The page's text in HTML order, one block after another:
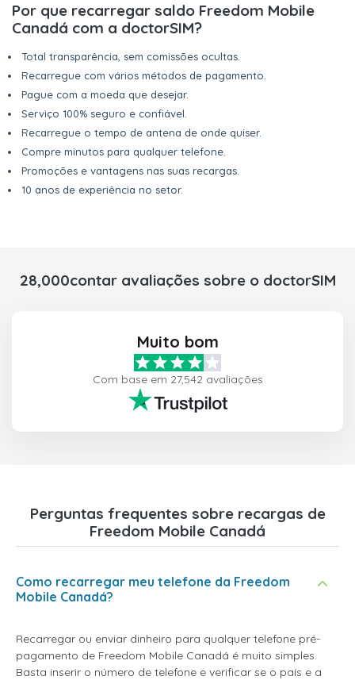
Por que recarregar saldo Freedom Mobile
Canadá com a doctorSIM?
Total transparência, sem comissões ocultas.
Recarregue com vários métodos de pagamento.
Pague com a moeda que desejar.
Serviço 100% seguro e confiável.
Recarregue o tempo de antena de onde quiser.
Compre minutos para qualquer telefone.
Promoções e vantagens nas suas recargas.
10 anos de experiência no setor.
28,000contar avaliações sobre o doctorSIM
Muito bom
Com base em 27,542 avaliações
Perguntas frequentes sobre recargas de
Freedom Mobile Canadá
Como recarregar meu telefone da Freedom
Mobile Canadá?
Recarregar ou enviar dinheiro para qualquer telefone pré-
pagamento de Freedom Mobile Canadá é muito simples.
Basta inserir o número de telefone e verificar se o país e a